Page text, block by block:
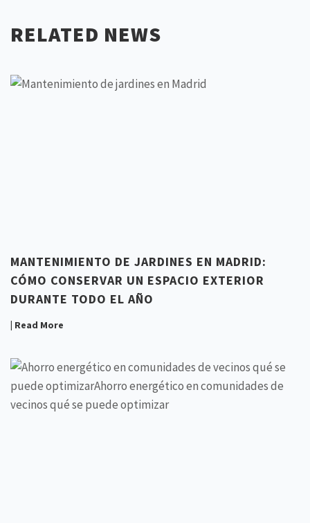
RELATED NEWS
MANTENIMIENTO DE JARDINES EN MADRID:
CÓMO CONSERVAR UN ESPACIO EXTERIOR
DURANTE TODO EL AÑO
| Read More